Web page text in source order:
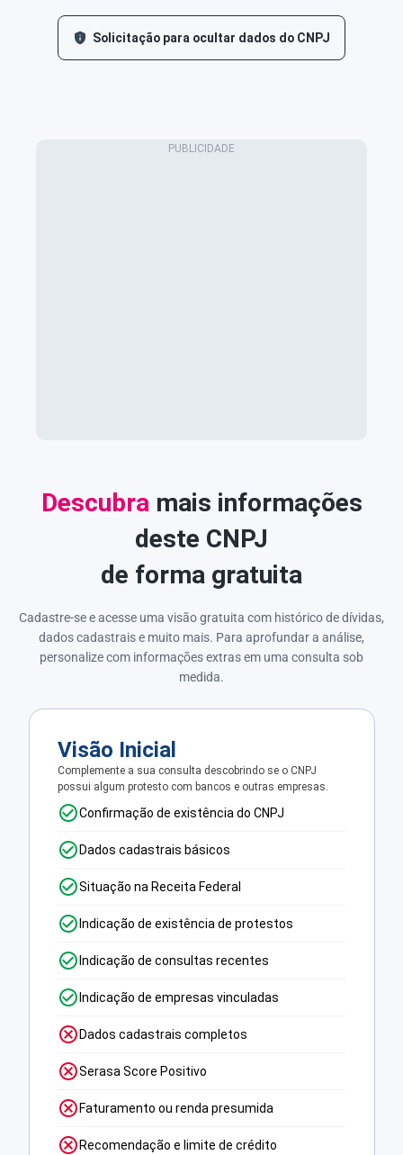
Solicitação para ocultar dados do CNPJ
Descubra mais informações
deste CNPJ
de forma gratuita
Cadastre-se e acesse uma visão gratuita com histórico de dívidas,
dados cadastrais e muito mais. Para aprofundar a análise,
personalize com informações extras em uma consulta sob
medida.
Visão Inicial
Complemente a sua consulta descobrindo se o CNPJ
possui algum protesto com bancos e outras empresas.
Confirmação de existência do CNPJ
Dados cadastrais básicos
Situação na Receita Federal
Indicação de existência de protestos
Indicação de consultas recentes
Indicação de empresas vinculadas
Dados cadastrais completos
Serasa Score Positivo
Faturamento ou renda presumida
Recomendação e limite de crédito